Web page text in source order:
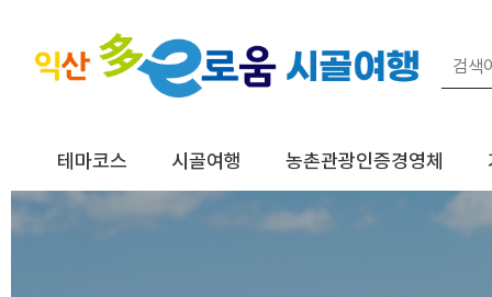
테마코스 시골여행 농촌관광인증경영체